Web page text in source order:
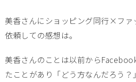
美香さんにショッピング同行×ファ
依頼しての感想は。
美香さんのことは以前から
たことがあり「どう方なんだろう？